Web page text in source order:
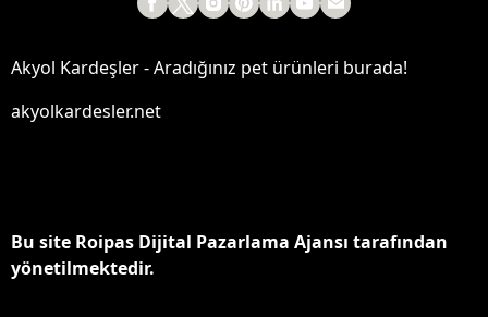
Akyol Kardeşler - Aradığınız pet ürünleri burada!
akyolkardesler.net
Bu site Roipas Dijital Pazarlama Ajansı tarafından
yönetilmektedir.